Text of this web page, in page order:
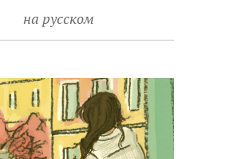
на русском